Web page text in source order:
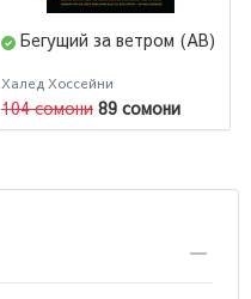
Бегущий за ветром (AB)
Халед Хоссейни
104 сомони 89 сомони